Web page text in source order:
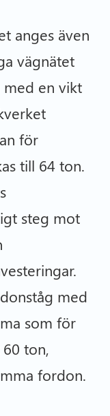
anges även
vägnätet
en vikt
för
till 64 ton.
steg mot
med
som för
ton,
fordon.